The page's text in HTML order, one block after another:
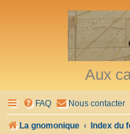
Aux
FAQ Nous contacter
La gnomonique Index du